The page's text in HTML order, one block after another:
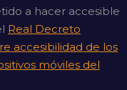
a hacer accesible
Real Decreto
accesibilidad de los
móviles del